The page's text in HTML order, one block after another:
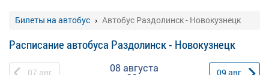
Билеты на автобус Автобус Раздолинск - Новокузнецк
Расписание автобуса Раздолинск - Новокузнецк
07 авг 08 августа 09 авг